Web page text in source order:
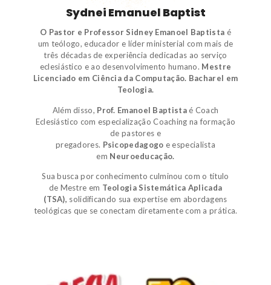
Sydnei Emanuel Baptist
O Pastor e Professor Sidney Emanoel Baptista é
um teólogo, educador e líder ministerial com mais de
três décadas de experiência dedicadas ao serviço
eclesiástico e ao desenvolvimento humano. Mestre
Licenciado em Ciência da Computação. Bacharel em
Teologia.
Além disso, Prof. Emanoel Baptistaé Coach
Eclesiástico com especialização Coaching na formação
de pastores e
pregadores. Psicopedagogo e especialista
em Neuroeducação.
Sua busca por conhecimento culminou com o título
de Mestre em Teologia Sistemática Aplicada
(TSA), solidificando sua expertise em abordagens
teológicas que se conectam diretamente com a prática.